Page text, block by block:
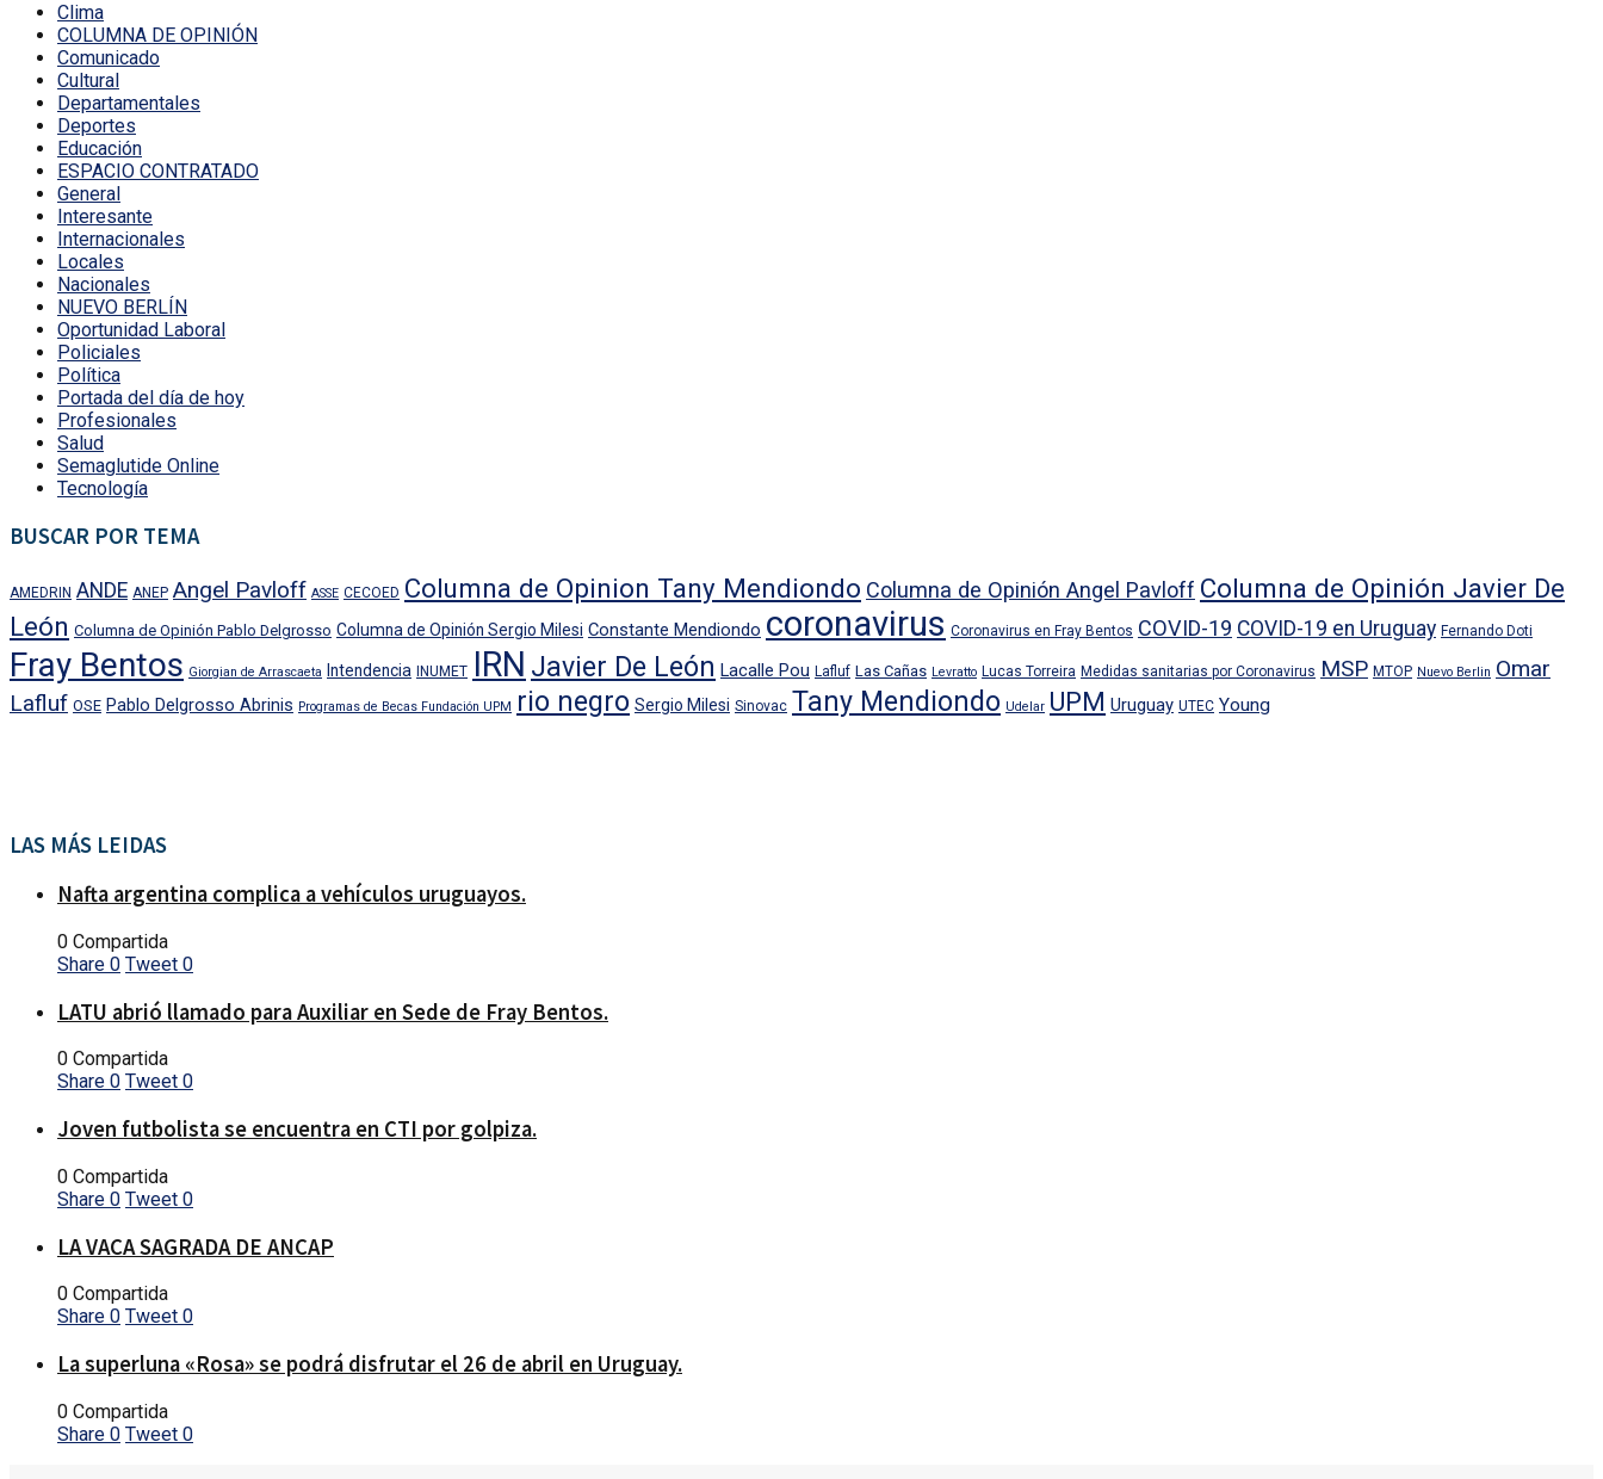
Clima
COLUMNA DE OPINIÓN
Comunicado
Cultural
Departamentales
Deportes
Educación
ESPACIO CONTRATADO
General
Interesante
Internacionales
Locales
Nacionales
NUEVO BERLÍN
Oportunidad Laboral
Policiales
Política
Portada del día de hoy
Profesionales
Salud
Semaglutide Online
Tecnología
BUSCAR POR TEMA
AMEDRIN ANDE ANEP Angel Pavloff ASSE CECOED Columna de Opinion Tany Mendiondo Columna de Opinión Angel Pavloff Columna de Opinión Javier De
León Columna de Opinión Pablo Delgrosso Columna de Opinión Sergio Milesi Constante Mendiondo coronavirus Coronavirus en Fray Bentos COVID-19 COVID-19 en Uruguay Fernando Doti
Fray Bentos Giorgian de Arrascaeta Intendencia INUMET IRN Javier De León Lacalle Pou Lafluf Las Cañas Levratto Lucas Torreira Medidas sanitarias por Coronavirus MSP MTOP Nuevo Berlin Omar
Lafluf OSE Pablo Delgrosso Abrinis Programas de Becas Fundación UPM rio negro Sergio Milesi Sinovac Tany Mendiondo Udelar UPM Uruguay UTEC Young
LAS MÁS LEIDAS
Nafta argentina complica a vehículos uruguayos.
0 Compartida
Share 0 Tweet 0
LATU abrió llamado para Auxiliar en Sede de Fray Bentos.
0 Compartida
Share 0 Tweet 0
Joven futbolista se encuentra en CTI por golpiza.
0 Compartida
Share 0 Tweet 0
LA VACA SAGRADA DE ANCAP
0 Compartida
Share 0 Tweet 0
La superluna «Rosa» se podrá disfrutar el 26 de abril en Uruguay.
0 Compartida
Share 0 Tweet 0